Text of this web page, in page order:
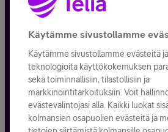
Evästeiden käyttö
Toimitusehdot ja
Kaikki hinnat ALV 25,5%
© Telia Company2026
Käytämme sivustollamme
Käytämme sivustollamme evästeitä
teknologioita käyttökokemuksen
sekä toiminnallisiin, tilastollisiin ja
markkinointitarkoituksiin. Voit
evästevalintojasi alla. Kaikki luokat
kolmansien osapuolien evästeitä ja